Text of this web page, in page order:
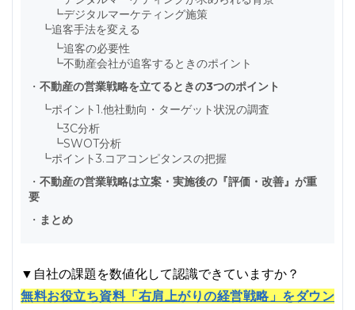
┗デジタルマーケティング施策
┗追客手法を変える
┗追客の必要性
┗不動産会社が追客するときのポイント
・ 不動産の営業戦略を立てるときの3つのポイント
┗ポイント1.他社動向・ターゲット状況の調査
┗3C分析
┗SWOT分析
┗ポイント3.コアコンピタンスの把握
・ 不動産の営業戦略は立案・実施後の『評価・改善』が重
要
・ まとめ
▼自社の課題を数値化して認識できていますか？
無料お役立ち資料「右肩上がりの経営戦略」をダウン